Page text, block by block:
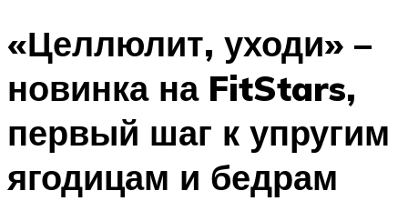
«Целлюлит, уходи» –
новинка на FitStars,
первый шаг к упругим
ягодицам и бедрам